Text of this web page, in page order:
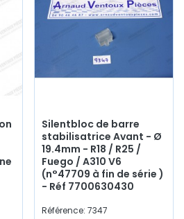
Silentbloc de barre
stabilisatrice Avant - Ø
19.4mm - R18 / R25 /
Fuego / A310 V6
(n°47709 à fin de série )
- Réf 7700630430
Référence: 7347